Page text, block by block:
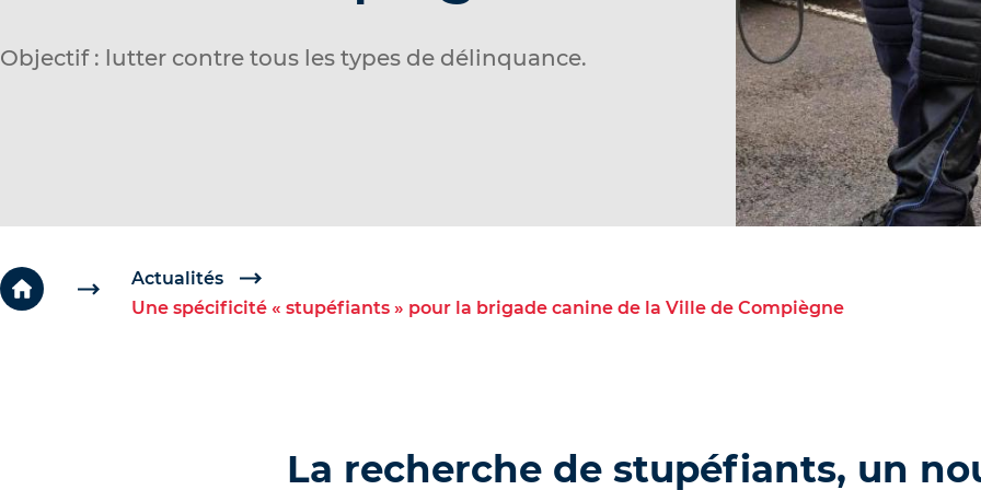
é
o
n
Objectif : lutter contre tous les types de délinquance.
Actualités
Une spécificité « stupéfiants » pour la brigade canine de la Ville de Compiègne
La recherche de stupéfiants, un